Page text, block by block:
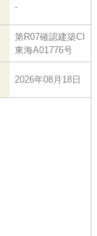
-
第R07確認建築CI
東海A01776号
2026年08月18日